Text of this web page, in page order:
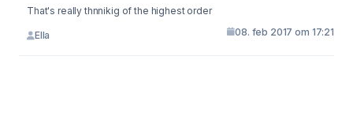
That's really thnnikig of the highest order
Ella 08. feb 2017 om 17:21